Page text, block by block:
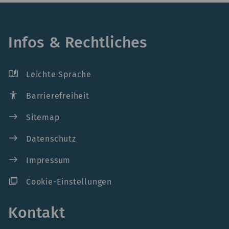
Infos & Rechtliches
auto_stories Leichte Sprache
accessibility Barrierefreiheit
east Sitemap
east Datenschutz
east Impressum
ad_group Cookie-Einstellungen
Kontakt